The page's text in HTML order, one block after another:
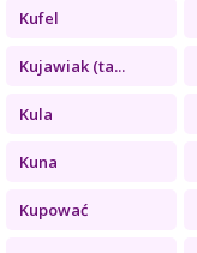
Kufel
Kujawiak (ta...
Kula
Kuna
Kupować